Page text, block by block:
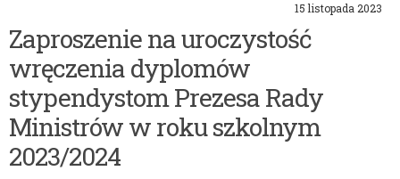
P
R
M
15 listopada 2023
Zaproszenie na uroczystość
wręczenia dyplomów
stypendystom Prezesa Rady
Ministrów w roku szkolnym
2023/2024